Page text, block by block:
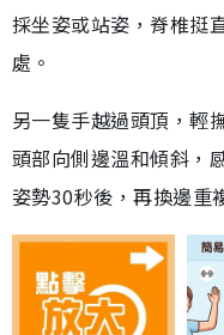
採坐姿或站姿，脊椎挺
處。
另一隻手越過頭頂，輕
頭部向側邊溫和傾斜，
姿勢30秒後，再換邊重